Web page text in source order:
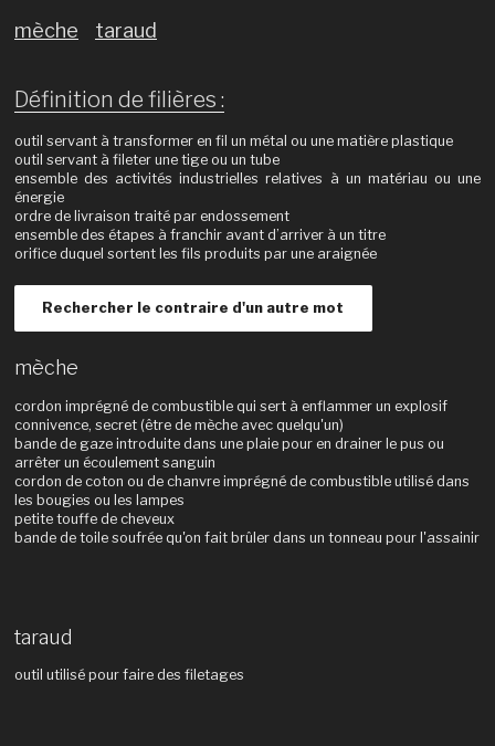
mèche taraud
Définition de filières :
outil servant à transformer en fil un métal ou une matière plastique
outil servant à fileter une tige ou un tube
ensemble des activités industrielles relatives à un matériau ou une
énergie
ordre de livraison traité par endossement
ensemble des étapes à franchir avant d’arriver à un titre
orifice duquel sortent les fils produits par une araignée
Rechercher le contraire d'un autre mot
mèche
cordon imprégné de combustible qui sert à enflammer un explosif
connivence, secret (être de mèche avec quelqu'un)
bande de gaze introduite dans une plaie pour en drainer le pus ou
arrêter un écoulement sanguin
cordon de coton ou de chanvre imprégné de combustible utilisé dans
les bougies ou les lampes
petite touffe de cheveux
bande de toile soufrée qu'on fait brûler dans un tonneau pour l'assainir
taraud
outil utilisé pour faire des filetages